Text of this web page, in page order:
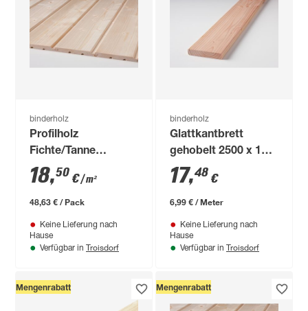
binderholz
Profilholz
Fichte/Tanne
gehobelt 19 x 146 x
3000 mm
18,50 €/ m²
48,63 € / Pack
Keine Lieferung nach
Hause
Verfügbar in Troisdorf
binderholz
Glattkantbrett
gehobelt 2500 x 144
x 27 mm
17,48 €
6,99 € / Meter
Keine Lieferung nach
Hause
Verfügbar in Troisdorf
Mengenrabatt Mengenrabatt